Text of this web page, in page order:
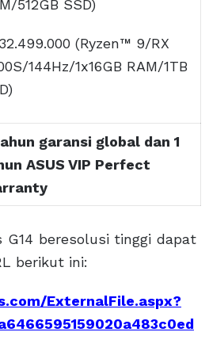
Era Digital Dimulai dari Cara
Tantangan Digital
Konten Instagram yang
Engagement Naik dan
Akuntansi di
Ma’soem, Jalan Tepat
yang Dicari Perusahaan